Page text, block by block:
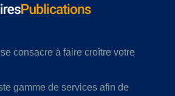
consacre à faire croître votre
gamme de services afin de